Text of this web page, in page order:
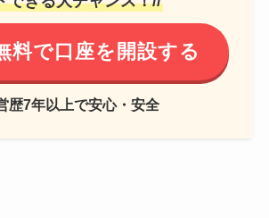
料で口座を開設する
歴7年以上で安心・安全